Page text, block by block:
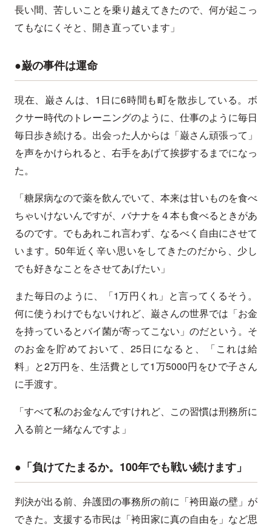
長い間、苦しいことを乗り越えてきたので、何が起こっ
てもなにくそと、開き直っています」
●巌の事件は運命
現在、巌さんは、1日に6時間も町を散歩している。ボ
クサー時代のトレーニングのように、仕事のように毎日
毎日歩き続ける。出会った人からは「巌さん頑張って」
を声をかけられると、右手をあげて挨拶するまでになっ
た。
「糖尿病なので薬を飲んでいて、本来は甘いものを食べ
ちゃいけないんですが、バナナを４本も食べるときがあ
るのです。でもあれこれ言わず、なるべく自由にさせて
います。50年近く辛い思いをしてきたのだから、少し
でも好きなことをさせてあげたい」
また毎日のように、「1万円くれ」と言ってくるそう。
何に使うわけでもないけれど、巌さんの世界では「お金
を持っているとバイ菌が寄ってこない」のだという。そ
のお金を貯めておいて、25日になると、「これは給
料」と2万円を、生活費として1万5000円をひで子さん
に手渡す。
「すべて私のお金なんですけれど、この習慣は刑務所に
入る前と一緒なんですよ」
●「負けてたまるか。100年でも戦い続けます」
判決が出る前、弁護団の事務所の前に「袴田巌の壁」が
できた。支援する市民は「袴田家に真の自由を」など思